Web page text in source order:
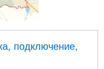
подключение,